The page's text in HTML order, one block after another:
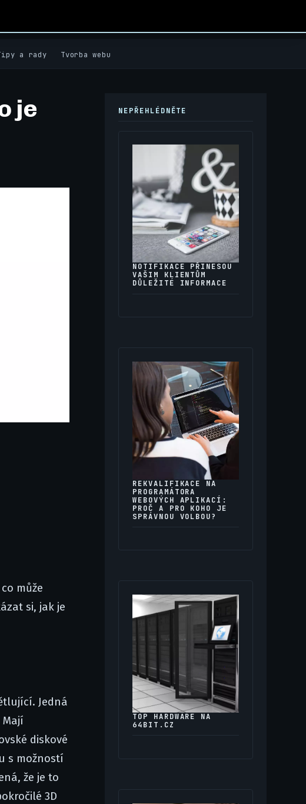
a rady Tvorba webu
je
může
si, jak je
Jedná
diskové
s možností
že je to
3D
NEPŘEHLÉDNĚTE
NOTIFIKACE PŘINESOU
VAŠIM KLIENTŮM
DŮLEŽITÉ INFORMACE
REKVALIFIKACE NA
PROGRAMÁTORA
WEBOVÝCH APLIKACÍ:
PROČ A PRO KOHO JE
SPRÁVNOU VOLBOU?
TOP HARDWARE NA
64BIT.CZ